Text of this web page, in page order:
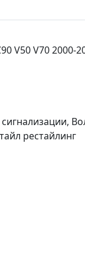
V50 V70 2000-
рестайлинг